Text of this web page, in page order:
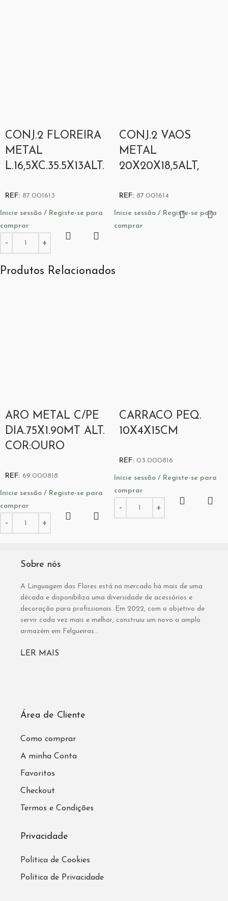
CONJ.2 FLOREIRA
METAL
L.16,5XC.35.5X13ALT.
REF: 87.001613
Inicie sessão / Registe-se para
comprar
CONJ.2 VAOS
METAL
20X20X18,5ALT,
REF: 87.001614
Inicie sessão / Registe-se para
comprar
Produtos Relacionados
ARO METAL C/PE
DIA.75X1.90MT ALT.
COR:OURO
REF: 69.000818
Inicie sessão / Registe-se para
comprar
CARRACO PEQ.
10X4X15CM
REF: 03.000816
Inicie sessão / Registe-se para
comprar
Sobre nós
A Linguagem das Flores está no mercado há mais de uma
década e disponibiliza uma diversidade de acessórios e
decoração para profissionais. Em 2022, com o objetivo de
servir cada vez mais e melhor, construiu um novo a amplo
armazém em Felgueiras...
LER MAIS
Área de Cliente
Como comprar
A minha Conta
Favoritos
Checkout
Termos e Condições
Privacidade
Política de Cookies
Política de Privacidade